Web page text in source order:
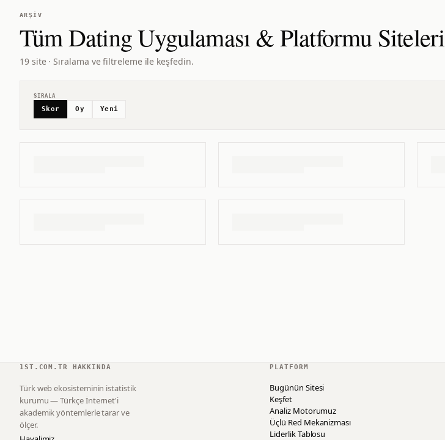
ARŞIV
TümDating Uygulaması & Platformu Siteleri
19 site · Sıralama ve filtreleme ile keşfedin.
SIRALA
Skor Oy Yeni
1ST.COM.TR HAKKINDA
Türk web ekosisteminin istatistik
kurumu — Türkçe İnternet'i
akademik yöntemlerle tarar ve
ölçer.
PLATFORM
Bugünün Sitesi
Keşfet
Analiz Motorumuz
Üçlü Red Mekanizması
Liderlik Tablosu